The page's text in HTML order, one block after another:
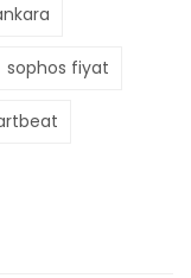
sophos fiyat